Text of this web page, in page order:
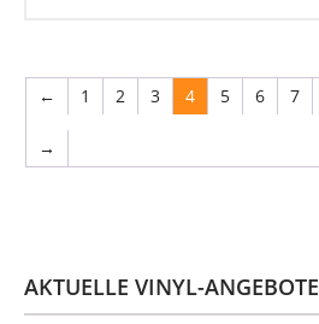
← 1 2 3 4 5 6 7
→
AKTUELLE VINYL-ANGEBOTE